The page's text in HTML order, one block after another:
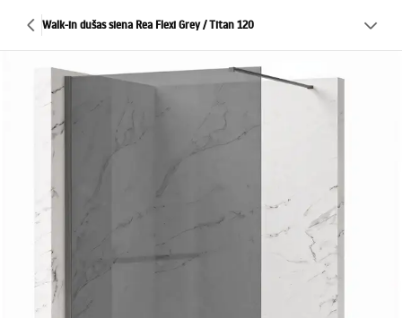
Walk-in dušas siena Rea Flexi Grey / Titan 120